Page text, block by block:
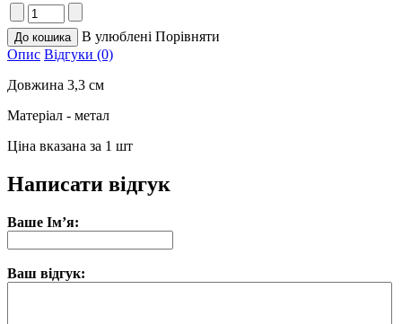
В улюблені Порівняти
Опис Відгуки (0)
Довжина 3,3 см
Матеріал - метал
Ціна вказана за 1 шт
Написати відгук
Ваше Ім’я:
Ваш відгук: